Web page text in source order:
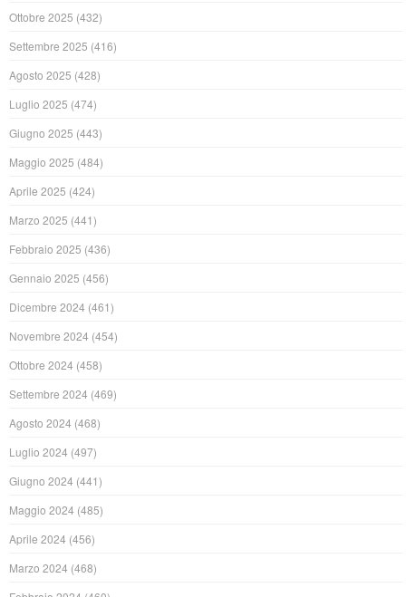
Ottobre 2025 (432)
Settembre 2025 (416)
Agosto 2025 (428)
Luglio 2025 (474)
Giugno 2025 (443)
Maggio 2025 (484)
Aprile 2025 (424)
Marzo 2025 (441)
Febbraio 2025 (436)
Gennaio 2025 (456)
Dicembre 2024 (461)
Novembre 2024 (454)
Ottobre 2024 (458)
Settembre 2024 (469)
Agosto 2024 (468)
Luglio 2024 (497)
Giugno 2024 (441)
Maggio 2024 (485)
Aprile 2024 (456)
Marzo 2024 (468)